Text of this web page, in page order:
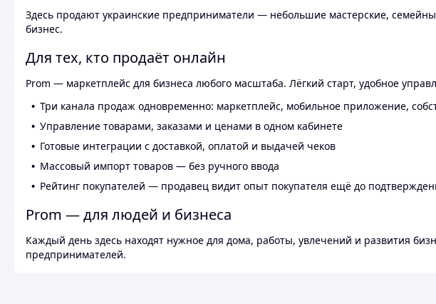
Здесь продают украинские предприниматели — небольшие мастерские,
бизнес.
Для тех, кто продаёт онлайн
Prom — маркетплейс для бизнеса любого масштаба. Лёгкий старт, удобное
Три канала продаж одновременно: маркетплейс, мобильное приложение,
Управление товарами, заказами и ценами в одном кабинете
Готовые интеграции с доставкой, оплатой и выдачей чеков
Массовый импорт товаров — без ручного ввода
Рейтинг покупателей — продавец видит опыт покупателя ещё до
Prom — для людей и бизнеса
Каждый день здесь находят нужное для дома, работы, увлечений и развития
предпринимателей.